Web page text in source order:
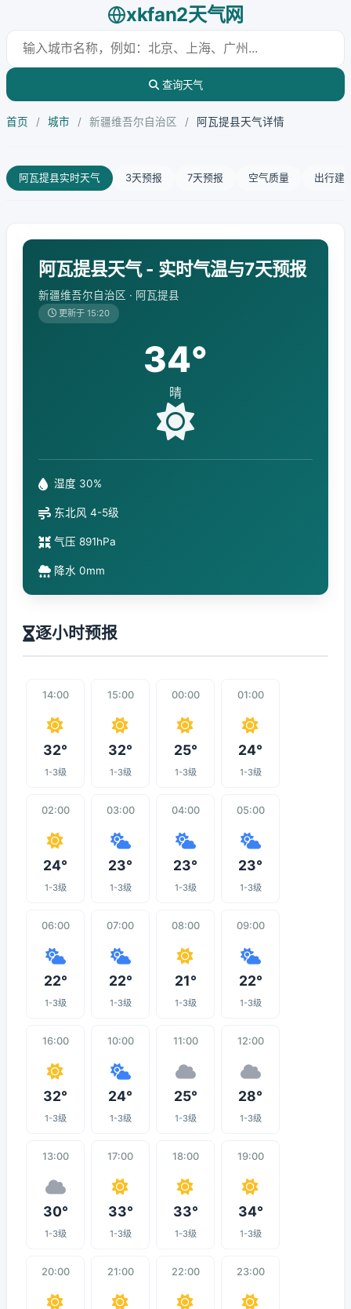
xkfan2天气网
查询天气
首页 / 城市 / 新疆维吾尔自治区 / 阿瓦提县天气详情
阿瓦提县实时天气 3天预报 7天预报 空气质量 出行建
阿瓦提县天气 - 实时气温与7天预报
新疆维吾尔自治区 · 阿瓦提县
更新于 15:20
34°
晴
湿度 30%
东北风 4-5级
气压 891hPa
降水 0mm
逐小时预报
14:00
32°
1-3级
15:00
32°
1-3级
00:00
25°
1-3级
01:00
24°
1-3级
02:00
24°
1-3级
03:00
23°
1-3级
04:00
23°
1-3级
05:00
23°
1-3级
06:00
22°
1-3级
07:00
22°
1-3级
08:00
21°
1-3级
09:00
22°
1-3级
16:00
32°
1-3级
10:00
24°
1-3级
11:00
25°
1-3级
12:00
28°
1-3级
13:00
30°
1-3级
17:00
33°
1-3级
18:00
33°
1-3级
19:00
34°
1-3级
20:00 21:00 22:00 23:00